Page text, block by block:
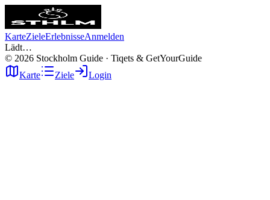
KarteZieleErlebnisseAnmelden
Lädt…
© 2026 Stockholm Guide · Tiqets & GetYourGuide
Karte
Ziele Login